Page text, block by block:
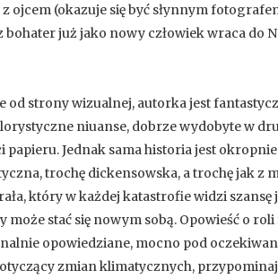
z ojcem (okazuje się być słynnym
bohater już jako nowy człowiek wraca do
od strony wizualnej, autorka jest
niuanse, dobrze wydobyte w
papieru. Jednak sama historia jest
trochę dickensowska, a trochę jak z
który w każdej katastrofie widzi szansę
może stać się nowym sobą. Opowieść o
opowiedziane, mocno pod
zmian klimatycznych,